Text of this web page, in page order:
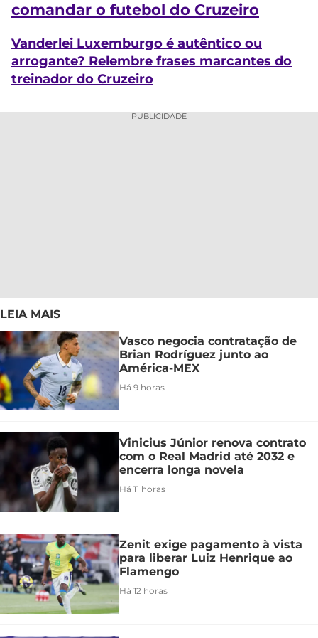
comandar o futebol do Cruzeiro
Vanderlei Luxemburgo é autêntico ou
arrogante? Relembre frases marcantes do
treinador do Cruzeiro
PUBLICIDADE
LEIA MAIS
Vasco negocia contratação de
Brian Rodríguez junto ao
América-MEX
Há 9 horas
Vinicius Júnior renova contrato
com o Real Madrid até 2032 e
encerra longa novela
Há 11 horas
Zenit exige pagamento à vista
para liberar Luiz Henrique ao
Flamengo
Há 12 horas